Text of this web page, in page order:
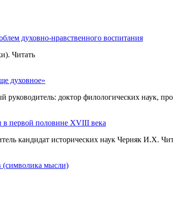
духовно-нравственного воспитания
Читать
духовное»
руководитель: доктор филологических наук,
в первой половине XVIII века
кандидат исторических наук Черняк И.X.
мысли)